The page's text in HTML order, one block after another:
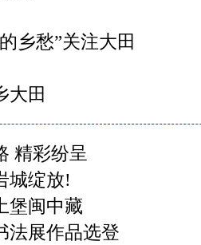
乡愁”关注大田
大田
精彩纷呈
城绽放!
堡闽中藏
法展作品选登